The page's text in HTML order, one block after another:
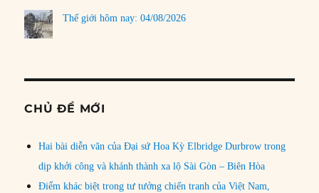
Thế giới hôm nay: 04/08/2026
CHỦ ĐỀ MỚI
Hai bài diễn văn của Đại sứ Hoa Kỳ Elbridge Durbrow trong
dịp khởi công và khánh thành xa lộ Sài Gòn – Biên Hòa
Điểm khác biệt trong tư tưởng chiến tranh của Việt Nam,